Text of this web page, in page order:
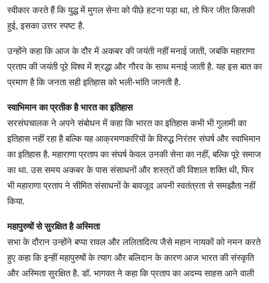
स्वीकार करते हैं कि युद्ध में मुगल सेना को पीछे हटना पड़ा था, तो फिर जीत किसकी
हुई, इसका उत्तर स्पष्ट है.
उन्होंने कहा कि आज के दौर में अकबर की जयंती नहीं मनाई जाती, जबकि महाराणा
प्रताप की जयंती पूरे विश्व में श्रद्धा और गौरव के साथ मनाई जाती है. यह इस बात का
प्रमाण है कि जनता सही इतिहास को भली-भांति जानती है.
स्वाभिमान का प्रतीक है भारत का इतिहास
सरसंघचालक ने अपने संबोधन में कहा कि भारत का इतिहास कभी भी गुलामी का
इतिहास नहीं रहा है बल्कि यह आक्रमणकारियों के विरुद्ध निरंतर संघर्ष और स्वाभिमान
का इतिहास है. महाराणा प्रताप का संघर्ष केवल उनकी सेना का नहीं, बल्कि पूरे समाज
का था. उस समय अकबर के पास संसाधनों और शस्त्रों की विशाल शक्ति थी, फिर
भी महाराणा प्रताप ने सीमित संसाधनों के बावजूद अपनी स्वतंत्रता से समझौता नहीं
किया.
महापुरुषों से सुरक्षित है अस्मिता
सभा के दौरान उन्होंने बप्पा रावल और ललितादित्य जैसे महान नायकों को नमन करते
हुए कहा कि इन्हीं महापुरुषों के त्याग और बलिदान के कारण आज भारत की संस्कृति
और अस्मिता सुरक्षित है. डॉ. भागवत ने कहा कि प्रताप का अदम्य साहस आने वाली